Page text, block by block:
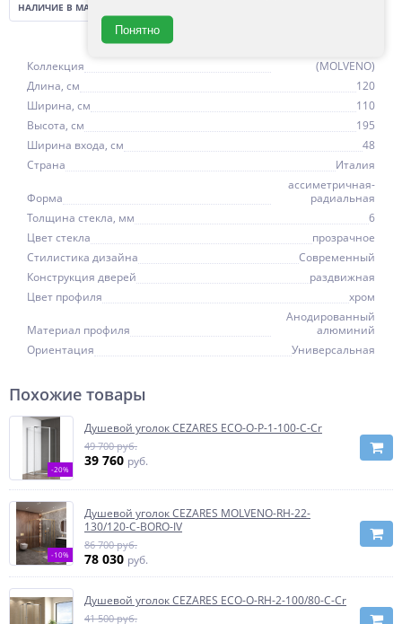
НАЛИЧИЕ В МАГАЗИНАХ
Коллекция
(MOLVENO)
Длина, см
120
Ширина, см
110
Высота, см
195
Ширина входа, см
48
Страна
Италия
Форма
ассиметричная-
радиальная
Толщина стекла, мм
6
Цвет стекла
прозрачное
Стилистика дизайна
Современный
Конструкция дверей
раздвижная
Цвет профиля
хром
Материал профиля
Анодированный
алюминий
Ориентация
Универсальная
Похожие товары
-20%
Душевой уголок CEZARES ECO-O-P-1-100-C-Cr
49 700 руб.
39 760 руб.
-10%
Душевой уголок CEZARES MOLVENO-RH-22-
130/120-C-BORO-IV
86 700 руб.
78 030 руб.
Душевой уголок CEZARES ECO-O-RH-2-100/80-C-Cr
41 500 руб.
Понятно